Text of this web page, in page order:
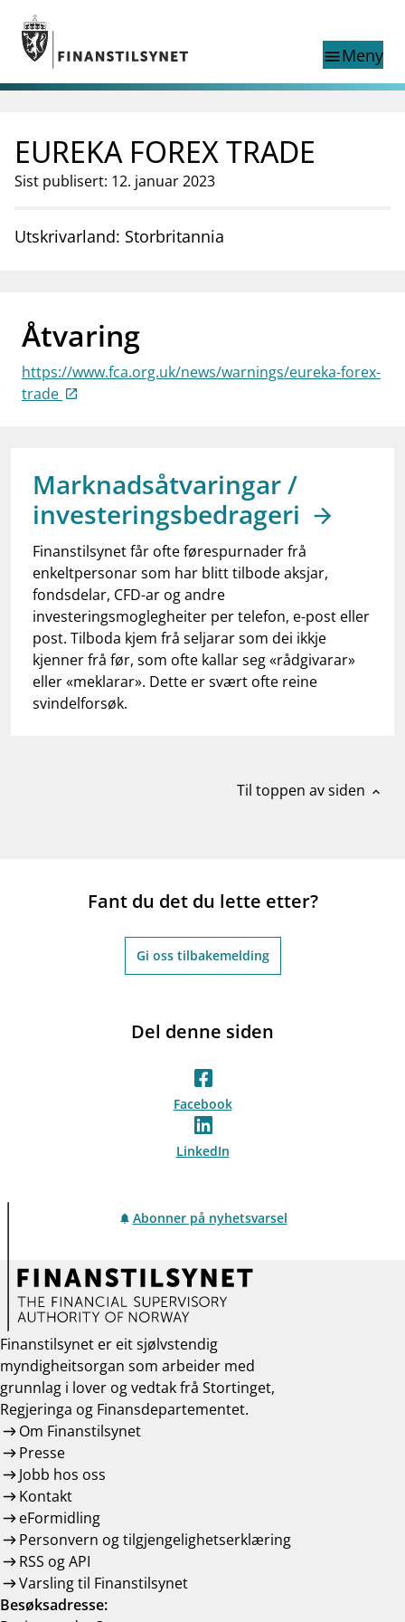
Gå til hovedinnhold
Gå til søkesiden
menuMeny
nettstedet
English
English
English home page
Tilsyn
Finanstilsynets registre
businessOm Finanstilsynet
mail_outlineKontakt oss
notifications_noneAbonner på nyhetsvarsel
EUREKA FOREX TRADE
Sist publisert: 12. januar 2023
Utskrivarland: Storbritannia
Åtvaring
https://www.fca.org.uk/news/warnings/eureka-forex-
trade
Marknadsåtvaringar /
investeringsbedrageri
Finanstilsynet får ofte førespurnader frå
enkeltpersonar som har blitt tilbode aksjar,
fondsdelar, CFD-ar og andre
investeringsmoglegheiter per telefon, e-post eller
post. Tilboda kjem frå seljarar som dei ikkje
kjenner frå før, som ofte kallar seg «rådgivarar»
eller «meklarar». Dette er svært ofte reine
svindelforsøk.
Til toppen av siden expand_less
Fant du det du lette etter?
Gi oss tilbakemelding
Del denne siden
Facebook
LinkedIn
Abonner på nyhetsvarsel
Finanstilsynet er eit sjølvstendig
myndigheitsorgan som arbeider med
grunnlag i lover og vedtak frå Stortinget,
Regjeringa og Finansdepartementet.
Om Finanstilsynet
Presse
Jobb hos oss
Kontakt
eFormidling
Personvern og tilgjengelighetserklæring
RSS og API
Varsling til Finanstilsynet
Besøksadresse: